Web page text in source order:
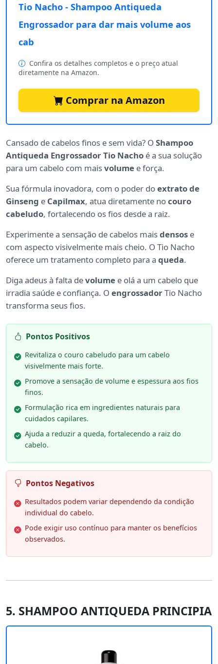
Tio Nacho - Shampoo Antiqueda
Engrossador para dar mais volume aos
cab
Confira os detalhes completos e o preço atual
diretamente na Amazon.
Comprar na Amazon
Cansado de cabelos finos e sem vida? O Shampoo
Antiqueda Engrossador Tio Nacho é a sua solução
para um cabelo com maisvolume e força.
Sua fórmula inovadora, com o poder doextrato de
Ginseng e Capilmax, atua diretamente nocouro
cabeludo, fortalecendo os fios desde a raiz.
Experimente a sensação de cabelos maisdensos e
com aspecto visivelmente mais cheio. O Tio Nacho
oferece um tratamento completo para a queda.
Diga adeus à falta devolume e olá a um cabelo que
irradia saúde e confiança. O engrossadorTio Nacho
transforma seus fios.
Pontos Positivos
Revitaliza o couro cabeludo para um cabelo
visivelmente mais forte.
Promove a sensação de volume e espessura aos fios
finos.
Formulação rica em ingredientes naturais para
cuidados capilares.
Ajuda a reduzir a queda, fortalecendo a raiz do
cabelo.
Pontos Negativos
Resultados podem variar dependendo da condição
individual do cabelo.
Pode exigir uso contínuo para manter os benefícios
observados.
5. SHAMPOO ANTIQUEDA PRINCIPIA